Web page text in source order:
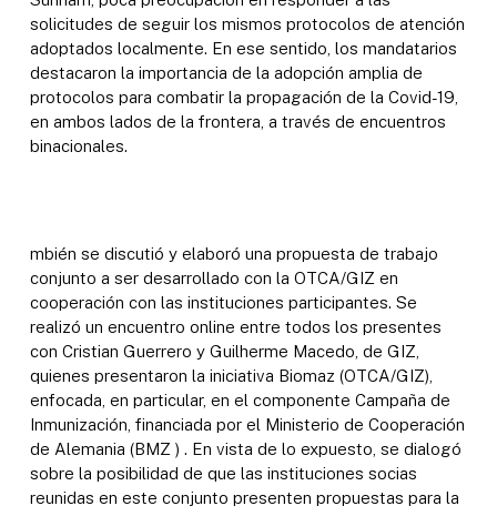
solicitudes de seguir los mismos protocolos de atención
adoptados localmente. En ese sentido, los mandatarios
destacaron la importancia de la adopción amplia de
protocolos para combatir la propagación de la Covid-19,
en ambos lados de la frontera, a través de encuentros
binacionales.
mbién se discutió y elaboró una propuesta de trabajo
conjunto a ser desarrollado con la OTCA/GIZ en
cooperación con las instituciones participantes. Se
realizó un encuentro online entre todos los presentes
con Cristian Guerrero y Guilherme Macedo, de GIZ,
quienes presentaron la iniciativa Biomaz (OTCA/GIZ),
enfocada, en particular, en el componente Campaña de
Inmunización, financiada por el Ministerio de Cooperación
de Alemania (BMZ ) . En vista de lo expuesto, se dialogó
sobre la posibilidad de que las instituciones socias
reunidas en este conjunto presenten propuestas para la